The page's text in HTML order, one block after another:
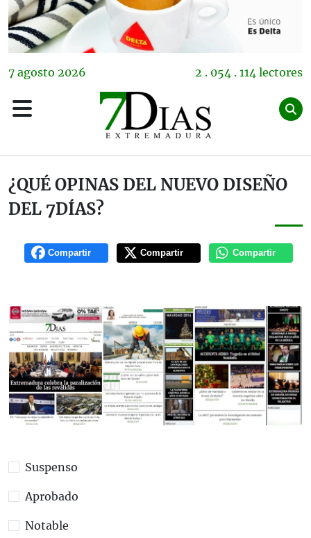
7 agosto 2026 2 . 054 . 114 lectores
¿QUÉ OPINAS DEL NUEVO DISEÑO
DEL 7DÍAS?
Compartir Compartir Compartir
Suspenso
Aprobado
Notable